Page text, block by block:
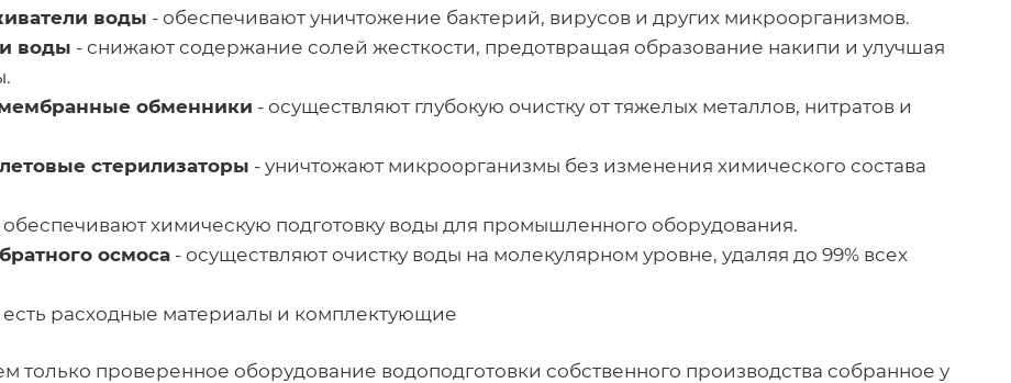
воды - обеспечивают уничтожение бактерий, вирусов и других микроорганизмов.
воды - снижают содержание солей жесткости, предотвращая образование накипи и улучшая
обменники - осуществляют глубокую очистку от тяжелых металлов, нитратов и
стерилизаторы - уничтожают микроорганизмы без изменения химического состава
обеспечивают химическую подготовку воды для промышленного оборудования.
осмоса- осуществляют очистку воды на молекулярном уровне, удаляя до 99% всех
есть расходные материалы и комплектующие
только проверенное оборудование водоподготовки собственного производства собранное у